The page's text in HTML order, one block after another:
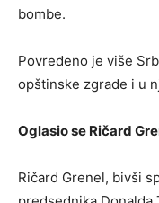
bombe.
Povređeno je više
opštinske zgrade i u
Oglasio se Ričard
Ričard Grenel, bivši